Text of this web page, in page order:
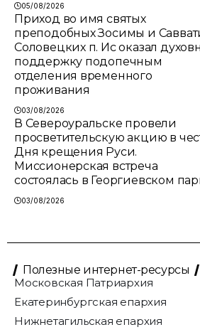
05/08/2026
Приход во имя святых
преподобных Зосимы и
Соловецких п. Ис оказал
поддержку подопечным
отделения временного
проживания
03/08/2026
В Североуральске провели
просветительскую акцию в
Дня крещения Руси.
Миссионерская встреча
состоялась в Георгиевском
03/08/2026
Полезные интернет-ресурсы
Московская Патриархия
Екатеринбургская епархия
Нижнетагильская епархия